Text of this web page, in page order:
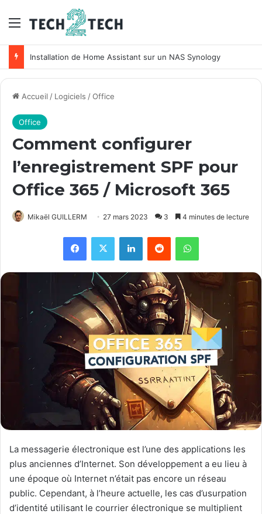
Menu
Installation de Home Assistant sur un NAS Synology
Accueil / Logiciels /Office
Office
Comment configurer
l’enregistrement SPF pour
Office 365 / Microsoft 365
Mikaël GUILLERM 27 mars 2023 3 4 minutes de lecture
Facebook
X LinkedinReddit WhatsApp
La messagerie électronique est l’une des applications les
plus anciennes d’Internet. Son développement a eu lieu à
une époque où Internet n’était pas encore un réseau
public. Cependant, à l’heure actuelle, les cas d’usurpation
d’identité utilisant le courrier électronique se multiplient